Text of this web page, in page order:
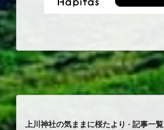
上川神社の気ままに桜たより - 記事一覧